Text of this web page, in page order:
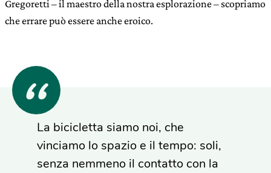
Gregoretti – il maestro della nostra esplorazione – scopriamo
che errare può essere anche eroico.
La bicicletta siamo noi, che
vinciamo lo spazio e il tempo: soli,
senza nemmeno il contatto con la